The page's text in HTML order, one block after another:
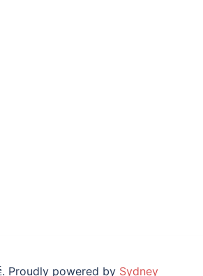
Proudly powered by Sydney